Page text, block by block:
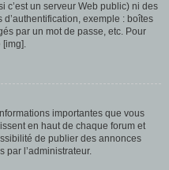
c’est un serveur Web public) ni des
exemple : boîtes
par un mot de passe, etc. Pour
[img].
importantes que vous
en haut de chaque forum et
de publier des annonces
par l’administrateur.